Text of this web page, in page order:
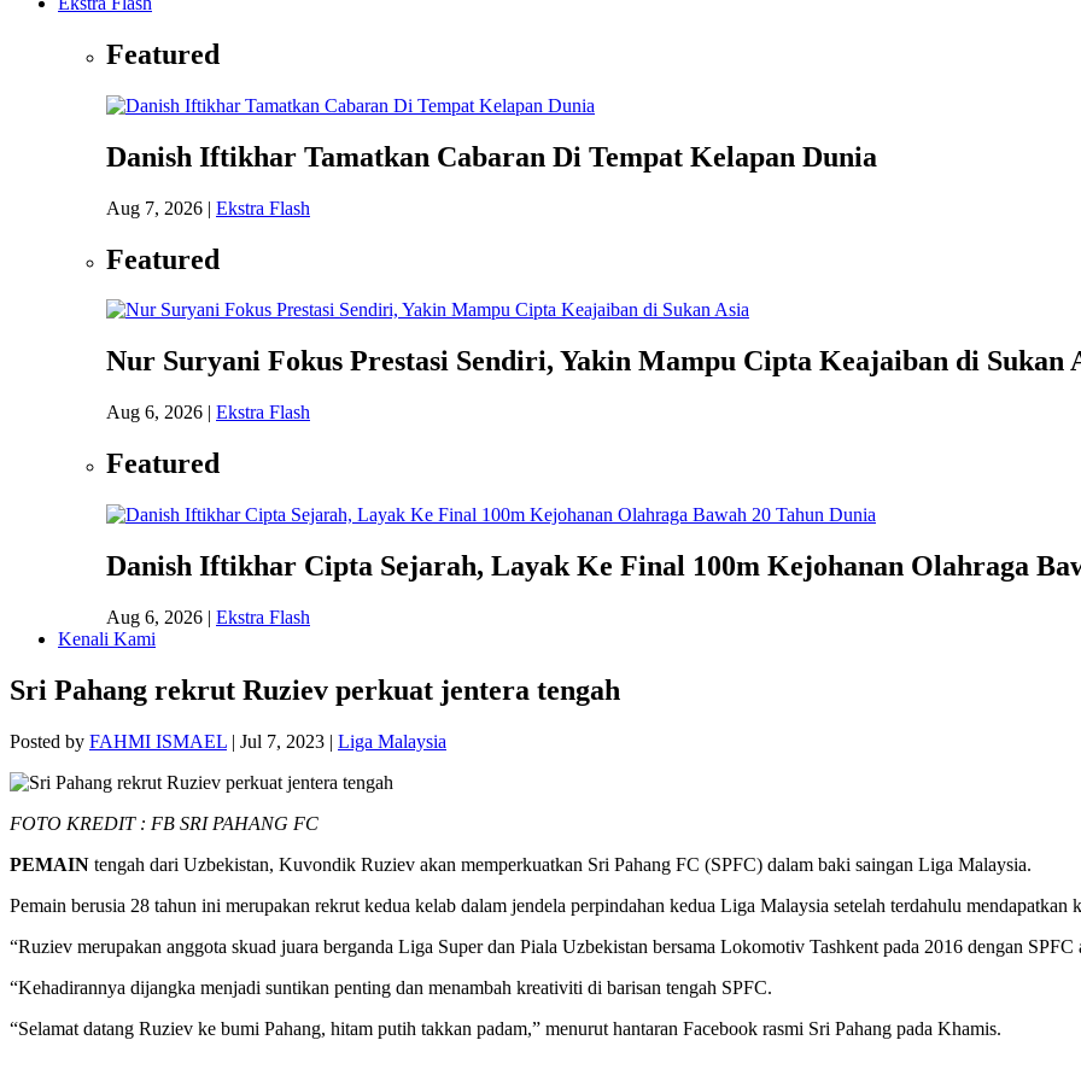
Featured
Danish Iftikhar Tamatkan Cabaran Di Tempat Kelapan Dunia
Aug 7, 2026 | Ekstra Flash
Featured
Nur Suryani Fokus Prestasi Sendiri, Yakin Mampu Cipta Keajaiban di Sukan
Aug 6, 2026 | Ekstra Flash
Featured
Danish Iftikhar Cipta Sejarah, Layak Ke Final 100m Kejohanan Olahraga
Aug 6, 2026 | Ekstra Flash
Kenali Kami
Sri Pahang rekrut Ruziev perkuat jentera tengah
Posted by FAHMI ISMAEL | Jul 7, 2023 | Liga Malaysia
FOTO KREDIT : FB SRI PAHANG FC
PEMAIN tengah dari Uzbekistan, Kuvondik Ruziev akan memperkuatkan Sri Pahang FC (SPFC) dalam baki saingan Liga Malaysia.
Pemain berusia 28 tahun ini merupakan rekrut kedua kelab dalam jendela perpindahan kedua Liga Malaysia setelah terdahulu
“Ruziev merupakan anggota skuad juara berganda Liga Super dan Piala Uzbekistan bersama Lokomotiv Tashkent pada 2016 dengan
“Kehadirannya dijangka menjadi suntikan penting dan menambah kreativiti di barisan tengah SPFC.
“Selamat datang Ruziev ke bumi Pahang, hitam putih takkan padam,” menurut hantaran Facebook rasmi Sri Pahang pada Khamis.